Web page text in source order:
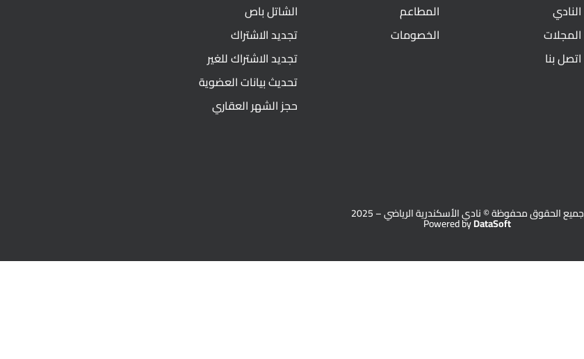
النادي
المجلات
اتصل بنا
المطاعم
الخصومات
الشاتل باص
تجديد الاشتراك
تجديد الاشتراك للغير
تحديث بيانات العضوية
حجز الشهر العقاري
جميع الحقوق محفوظة © نادي الأسكندرية الرياضي – 2025
Powered byDataSoft